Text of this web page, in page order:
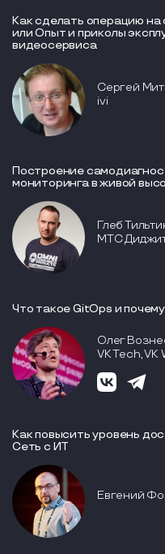
Как сделать операцию
или Опыт и приколы
видеосервиса
Сергей
ivi
Построение
мониторинга в живой
Глеб
МТС
Что такое GitOps и
Олег
VK Tech,
Как повысить уровень
Сеть с ИТ
Евгений